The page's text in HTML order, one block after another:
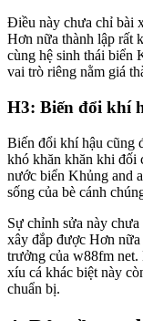
Điều này chưa chỉ bài
Hơn nữa thành lập rất
cùng hệ sinh thái biển
vai trò riêng nằm giá
H3: Biến đổi khí
Biến đổi khí hậu cũng
khó khăn khăn khi đối
nước biển Khủng and
sống của bè cánh
Sự chỉnh sửa này
xây đắp được Hơn
trưởng của w88fm
xíu cá khác biệt này
chuẩn bị.